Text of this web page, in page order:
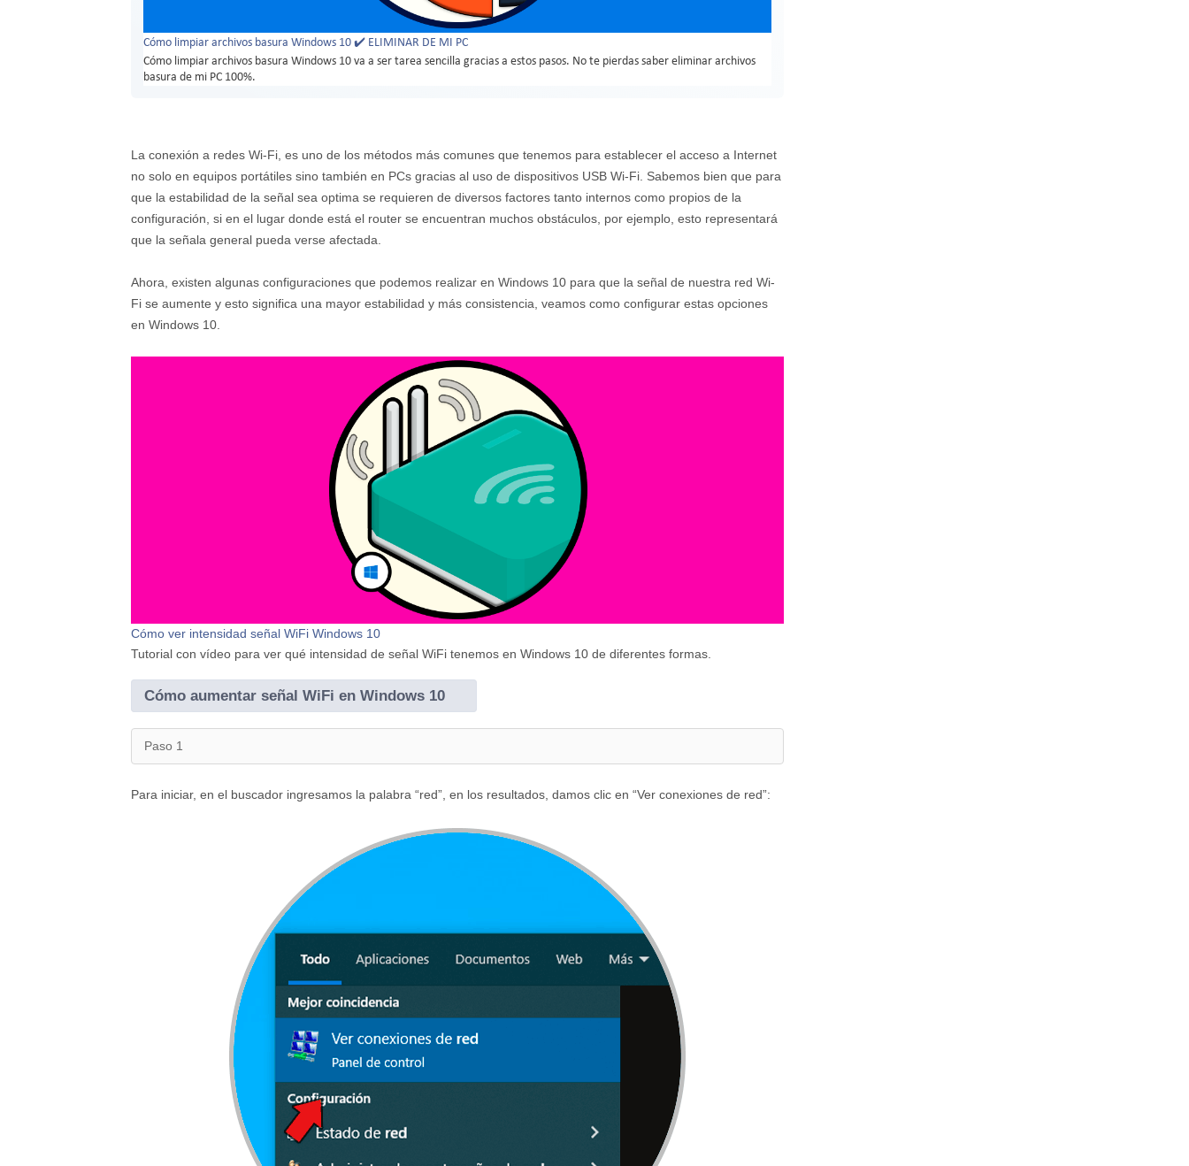
Cómo limpiar archivos basura Windows 10 ✔️ ELIMINAR DE MI PC
Cómo limpiar archivos basura Windows 10 va a ser tarea sencilla gracias a estos pasos. No te pierdas saber eliminar archivos
basura de mi PC 100%.
La conexión a redes Wi-Fi, es uno de los métodos más comunes que tenemos para establecer el acceso a Internet
no solo en equipos portátiles sino también en PCs gracias al uso de dispositivos USB Wi-Fi. Sabemos bien que para
que la estabilidad de la señal sea optima se requieren de diversos factores tanto internos como propios de la
configuración, si en el lugar donde está el router se encuentran muchos obstáculos, por ejemplo, esto representará
que la señala general pueda verse afectada.
Ahora, existen algunas configuraciones que podemos realizar en Windows 10 para que la señal de nuestra red Wi-
Fi se aumente y esto significa una mayor estabilidad y más consistencia, veamos como configurar estas opciones
en Windows 10.
Cómo ver intensidad señal WiFi Windows 10
Tutorial con vídeo para ver qué intensidad de señal WiFi tenemos en Windows 10 de diferentes formas.
Cómo aumentar señal WiFi en Windows 10
Paso 1
Para iniciar, en el buscador ingresamos la palabra “red”, en los resultados, damos clic en “Ver conexiones de red”: